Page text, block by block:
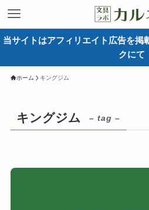
当サイトはアフィリエイト広告を掲
クにて
ホーム キングジム
キングジム – tag –